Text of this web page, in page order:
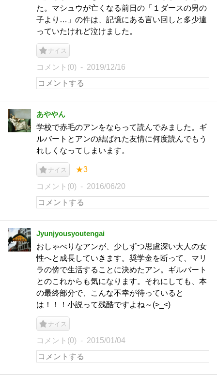
た。マシュウが亡くなる前日の「１ダースの男の
子より…」の件は、記憶にある言い回しと多少違
っていたけれど泣けました。
ナイス
コメント(0) 2019/12/16
あややん
学校で赤毛のアンをならって読んでみました。ギ
ルバートとアンの結ばれた友情に何度読んでもう
れしくなってしまいます。
ナイス ★3
コメント(0) 2016/06/20
Jyunjyousyoutengai
おしゃべりなアンが、少しずつ思慮深い大人の女
性へと成長していきます。奨学金を断って、マリ
ラの傍で生活することに決めたアン。ギルバート
とのこれからも気になります。それにしても、本
の最終部分で、こんな不幸が待っていると
は！！！小説って残酷ですよね～(>_<)
ナイス
コメント(0) 2015/01/04